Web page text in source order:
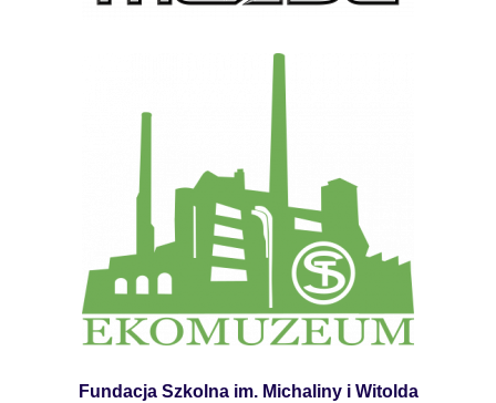
Fundacja Szkolna im. Michaliny i Witolda